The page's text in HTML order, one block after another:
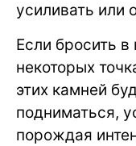
усиливать или
Если бросить
некоторых
этих камней
подниматься,
порождая